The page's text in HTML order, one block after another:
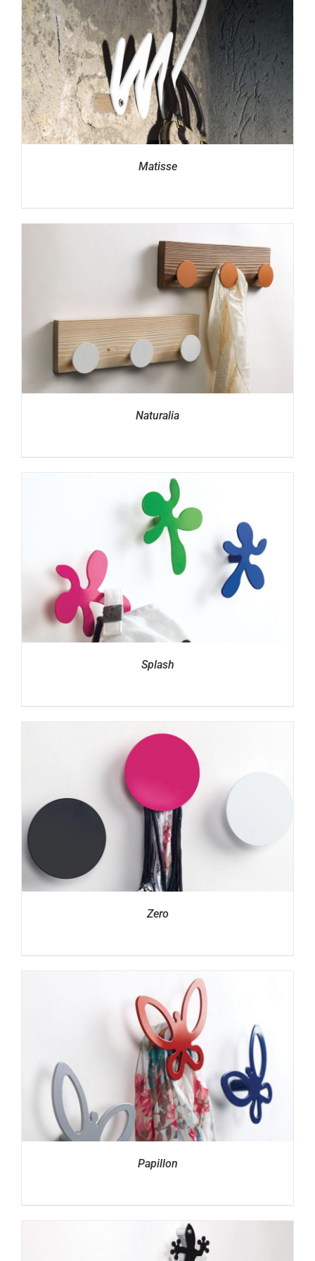
Matisse
Naturalia
Splash
Zero
Papillon